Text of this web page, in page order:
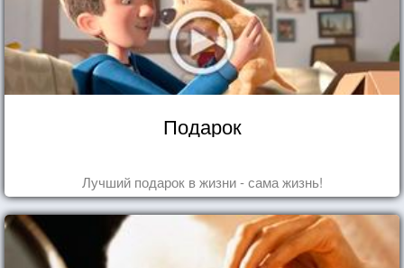
Подарок
Лучший подарок в жизни - сама жизнь!